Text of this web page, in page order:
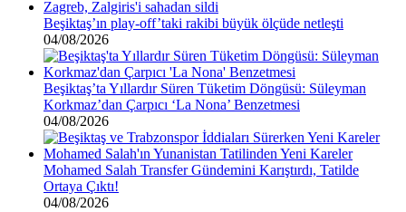
Beşiktaş’ın play-off’taki rakibi büyük ölçüde netleşti
04/08/2026
Beşiktaş’ta Yıllardır Süren Tüketim Döngüsü: Süleyman
Korkmaz’dan Çarpıcı ‘La Nona’ Benzetmesi
04/08/2026
Mohamed Salah Transfer Gündemini Karıştırdı, Tatilde
Ortaya Çıktı!
04/08/2026